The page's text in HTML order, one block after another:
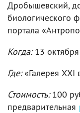
Дробышевский,
биологического
портала
Когда:13
Где:«Галерея ХХI
Стоимость:100
предварительная